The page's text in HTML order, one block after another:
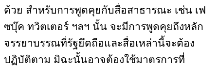
ด้วย สำหรับการพูดคุยกับสื่อสาธารณะ เช่น เฟ
ซบุ๊ค ทวิตเตอร์ ฯลฯ นั้น จะมีการพูดคุยถึงหลัก
จรรยาบรรณที่รัฐยึดถือและสื่อเหล่านี้จะต้อง
ปฏิบัติตาม มิฉะนั้นอาจต้องใช้มาตรการที่